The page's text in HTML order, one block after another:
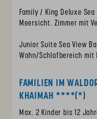
Family / King Deluxe
Meersicht. Zimmer mit
Junior Suite Sea View
Wohn/Schlafbereich mit
FAMILIEN IM
KHAIMAH ****(*)
Max. 2 Kinder bis 12